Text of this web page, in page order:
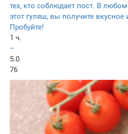
тех, кто соблюдает пост. В
этот гуляш, вы получите
Пробуйте!
1 ч.
–
5.0
76